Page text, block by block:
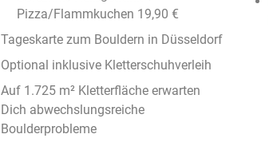
Pizza/Flammkuchen 19,90 €
Tageskarte zum Bouldern in Düsseldorf
Optional inklusive Kletterschuhverleih
Auf 1.725 m² Kletterfläche erwarten
Dich abwechslungsreiche
Boulderprobleme